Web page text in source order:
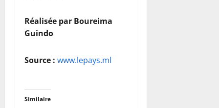
Réalisée par Boureima
Guindo
Source : www.lepays.ml
Similaire